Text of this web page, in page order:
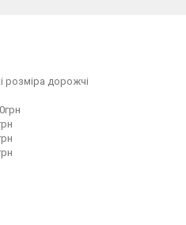
розміра дорожчі